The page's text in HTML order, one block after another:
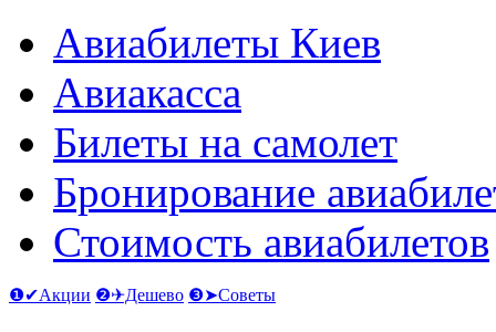
Авиабилеты Киев
Авиакасса
Билеты на самолет
Бронирование
Стоимость авиабилетов
❶✔Акции ❷✈Дешево ❸➤Советы